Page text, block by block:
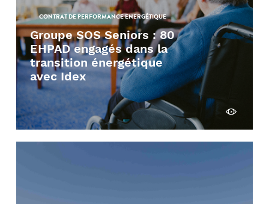
CONTRAT DE PERFORMANCE ENERGÉTIQUE
Groupe SOS Seniors : 80
EHPAD engagés dans la
transition énergétique
avec Idex
Découvrir